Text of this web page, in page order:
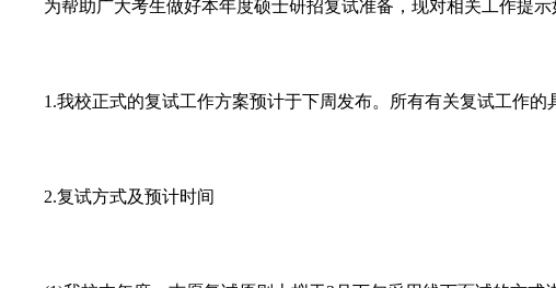
为帮助广大考生做好本年度硕士研招复试准备，现对相关工作提示
1.我校正式的复试工作方案预计于下周发布。所有有关复试工作的
2.复试方式及预计时间